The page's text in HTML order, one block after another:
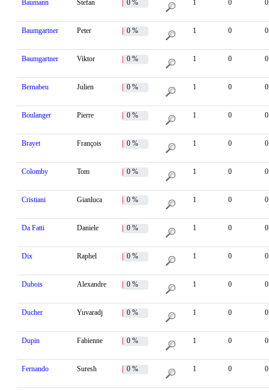
Baumann Stefan 0 % 1 0 0
Baumgartner Peter 0 % 1 0 0
Baumgartner Viktor 0 % 1 0 0
Bernabeu Julien 0 % 1 0 0
Boulanger Pierre 0 % 1 0 0
Brayet François 0 % 1 0 0
Colomby Tom 0 % 1 0 0
Cristiani Gianluca 0 % 1 0 0
Da Fatti Daniele 0 % 1 0 0
Dix Raphel 0 % 1 0 0
Dubois Alexandre 0 % 1 0 0
Ducher Yuvaradj 0 % 1 0 0
Dupin Fabienne 0 % 1 0 0
Fernando Suresh 0 % 1 0 0